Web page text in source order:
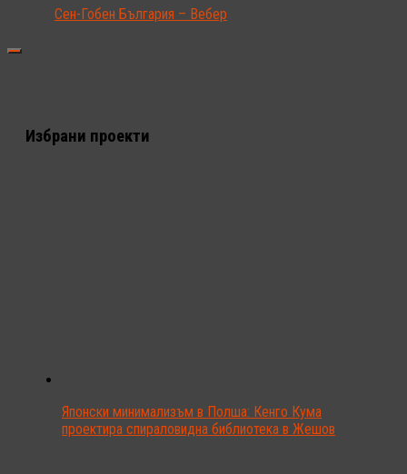
Сен-Гобен България – Вебер
Избрани проекти
Японски минимализъм в Полша: Кенго Кума
проектира спираловидна библиотека в Жешов